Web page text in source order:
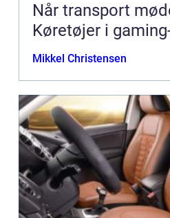
Når transport
Køretøjer i
Mikkel Christensen